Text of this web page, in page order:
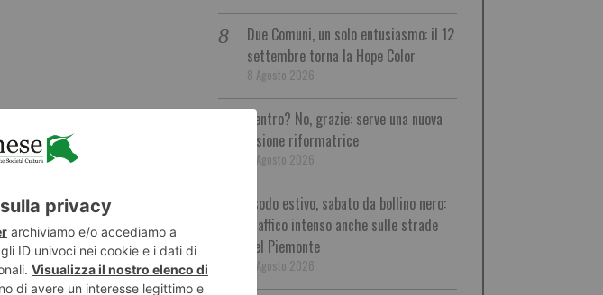
Due Comuni, un solo entusiasmo: il 12
settembre torna la Hope Color
8 Agosto 2026
Centro? No, grazie: serve una nuova
visione riformatrice
8 Agosto 2026
Esodo estivo, sabato da bollino nero:
traffico intenso anche sulle strade
del Piemonte
8 Agosto 2026